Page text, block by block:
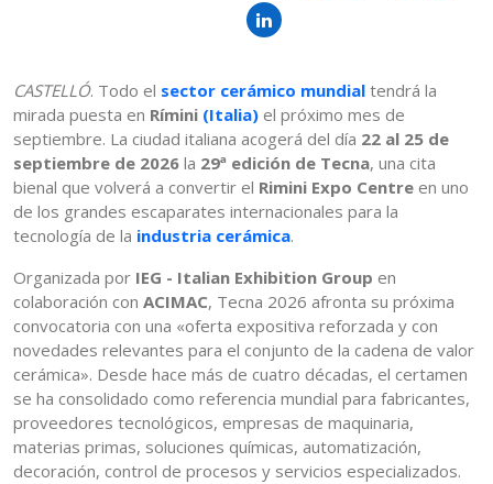
CASTELLÓ. Todo el sector cerámico mundial tendrá la
mirada puesta en Rímini (Italia) el próximo mes de
septiembre. La ciudad italiana acogerá del día 22 al 25 de
septiembre de 2026 la 29ª edición de Tecna, una cita
bienal que volverá a convertir el Rimini Expo Centre en uno
de los grandes escaparates internacionales para la
tecnología de la industria cerámica.
Organizada por IEG - Italian Exhibition Group en
colaboración con ACIMAC, Tecna 2026 afronta su próxima
convocatoria con una «oferta expositiva reforzada y con
novedades relevantes para el conjunto de la cadena de valor
cerámica». Desde hace más de cuatro décadas, el certamen
se ha consolidado como referencia mundial para fabricantes,
proveedores tecnológicos, empresas de maquinaria,
materias primas, soluciones químicas, automatización,
decoración, control de procesos y servicios especializados.